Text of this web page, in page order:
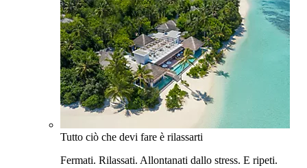
Tutto ciò che devi fare è rilassarti
Fermati. Rilassati. Allontanati dallo stress. E ripeti.